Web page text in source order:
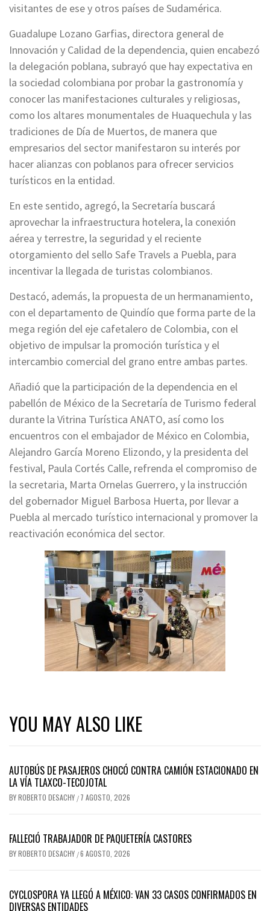
visitantes de ese y otros países de Sudamérica.
Guadalupe Lozano Garfias, directora general de
Innovación y Calidad de la dependencia, quien encabezó
la delegación poblana, subrayó que hay expectativa en
la sociedad colombiana por probar la gastronomía y
conocer las manifestaciones culturales y religiosas,
como los altares monumentales de Huaquechula y las
tradiciones de Día de Muertos, de manera que
empresarios del sector manifestaron su interés por
hacer alianzas con poblanos para ofrecer servicios
turísticos en la entidad.
En este sentido, agregó, la Secretaría buscará
aprovechar la infraestructura hotelera, la conexión
aérea y terrestre, la seguridad y el reciente
otorgamiento del sello Safe Travels a Puebla, para
incentivar la llegada de turistas colombianos.
Destacó, además, la propuesta de un hermanamiento,
con el departamento de Quindío que forma parte de la
mega región del eje cafetalero de Colombia, con el
objetivo de impulsar la promoción turística y el
intercambio comercial del grano entre ambas partes.
Añadió que la participación de la dependencia en el
pabellón de México de la Secretaría de Turismo federal
durante la Vitrina Turística ANATO, así como los
encuentros con el embajador de México en Colombia,
Alejandro García Moreno Elizondo, y la presidenta del
festival, Paula Cortés Calle, refrenda el compromiso de
la secretaria, Marta Ornelas Guerrero, y la instrucción
del gobernador Miguel Barbosa Huerta, por llevar a
Puebla al mercado turístico internacional y promover la
reactivación económica del sector.
YOU MAY ALSO LIKE
AUTOBÚS DE PASAJEROS CHOCÓ CONTRA CAMIÓN ESTACIONADO EN
LA VÍA TLAXCO-TECOJOTAL
BYROBERTO DESACHY / 7 AGOSTO, 2026
FALLECIÓ TRABAJADOR DE PAQUETERÍA CASTORES
BYROBERTO DESACHY /6 AGOSTO, 2026
CYCLOSPORA YA LLEGÓ A MÉXICO: VAN 33 CASOS CONFIRMADOS EN
DIVERSAS ENTIDADES